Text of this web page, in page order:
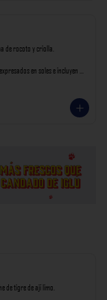
de rocoto y criolla.
en soles e incluyen
de tigre de ají limo.